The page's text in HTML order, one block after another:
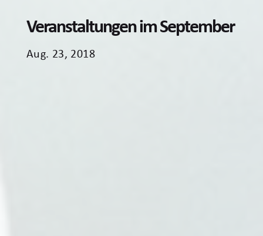
Veranstaltungen im September
Aug. 23, 2018